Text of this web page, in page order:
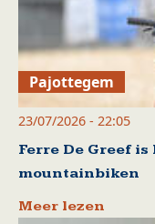
Pajottegem
23/07/2026 - 22:05
Ferre De Greef
mountainbiken
Meer lezen